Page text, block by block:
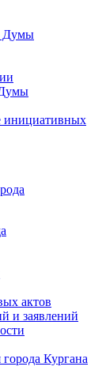
Думы
инициативных
актов
и заявлений
Кургана